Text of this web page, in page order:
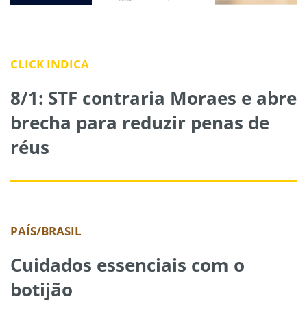
CLICK INDICA
8/1: STF contraria Moraes e abre
brecha para reduzir penas de
réus
PAÍS/BRASIL
Cuidados essenciais com o
botijão